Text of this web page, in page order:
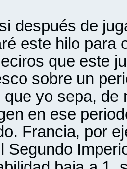
después de
este hilo para
que este
sobre un
que yo sepa, de
en ese
Francia, por
Segundo